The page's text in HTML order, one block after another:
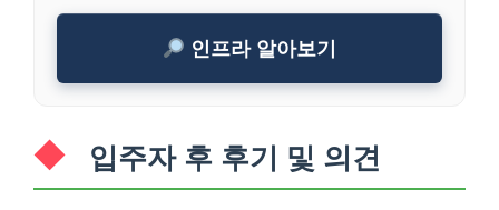
인프라 알아보기
입주자 후 후기 및 의견